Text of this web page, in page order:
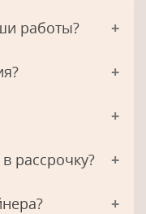
работы?
рассрочку?